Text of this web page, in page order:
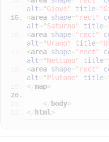
alt="Giove" title=
<area shape="rect"
alt="Saturno" title=
<area shape="rect"
alt="Urano" title=
<area shape="rect"
alt="Nettuno" title=
<area shape="rect"
alt="Plutone" title=
</map>
</ body>
</ html >